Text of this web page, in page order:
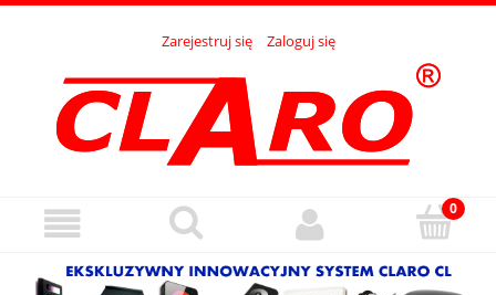
Zarejestruj się Zaloguj się